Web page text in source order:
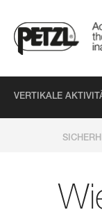
VERTIKALE